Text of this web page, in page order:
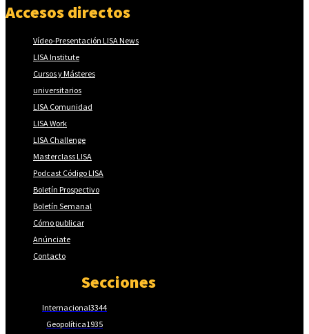
Accesos directos
Vídeo-Presentación LISA News
LISA Institute
Cursos y Másteres
universitarios
LISA Comunidad
LISA Work
LISA Challenge
Masterclass LISA
Podcast Código LISA
Boletín Prospectivo
Boletín Semanal
Cómo publicar
Anúnciate
Contacto
Secciones
Internacional3344
Geopolítica1935